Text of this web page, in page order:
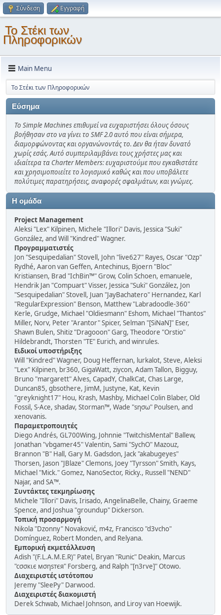
Σύνδεση Εγγραφή
Το Στέκι των
Πληροφορικών
Main Menu
Το Στέκι των Πληροφορικών
Εύσημα
Το Simple Machines επιθυμεί να ευχαριστήσει όλους όσους
βοήθησαν στο να γίνει το SMF 2.0 αυτό που είναι σήμερα,
διαμορφώνοντας και οργανώνοντάς το. Δεν θα ήταν δυνατό
χωρίς εσάς. Αυτό συμπεριλαμβάνει τους χρήστες μας και
ιδιαίτερα τα Charter Members: ευχαριστούμε που εγκαθιστάτε
και χρησιμοποιείτε το λογισμικό καθώς και που υποβάλετε
πολύτιμες παρατηρήσεις, αναφορές σφαλμάτων, και γνώμες.
Η ομάδα
Project Management
Aleksi "Lex" Kilpinen, Michele "Illori" Davis, Jessica "Suki"
González, and Will "Kindred" Wagner.
Προγραμματιστές
Jon "Sesquipedalian" Stovell, John "live627" Rayes, Oscar "Ozp"
Rydhé, Aaron van Geffen, Antechinus, Bjoern "Bloc"
Kristiansen, Brad "IchBin™" Grow, Colin Schoen, emanuele,
Hendrik Jan "Compuart" Visser, Jessica "Suki" González, Jon
"Sesquipedalian" Stovell, Juan "JayBachatero" Hernandez, Karl
"RegularExpression" Benson, Matthew "Labradoodle-360"
Kerle, Grudge, Michael "Oldiesmann" Eshom, Michael "Thantos"
Miller, Norv, Peter "Arantor" Spicer, Selman "[SiNaN]" Eser,
Shawn Bulen, Shitiz "Dragooon" Garg, Theodore "Orstio"
Hildebrandt, Thorsten "TE" Eurich, and winrules.
Ειδικοί υποστήριξης
Will "Kindred" Wagner, Doug Heffernan, lurkalot, Steve, Aleksi
"Lex" Kilpinen, br360, GigaWatt, ziycon, Adam Tallon, Bigguy,
Bruno "margarett" Alves, CapadY, ChalkCat, Chas Large,
Duncan85, gbsothere, JimM, Justyne, Kat, Kevin
"greyknight17" Hou, Krash, Mashby, Michael Colin Blaber, Old
Fossil, S-Ace, shadav, Storman™, Wade "sησω" Poulsen, and
xenovanis.
Παραμετροποιητές
Diego Andrés, GL700Wing, Johnnie "TwitchisMental" Ballew,
Jonathan "vbgamer45" Valentin, Sami "SychO" Mazouz,
Brannon "B" Hall, Gary M. Gadsdon, Jack "akabugeyes"
Thorsen, Jason "JBlaze" Clemons, Joey "Tyrsson" Smith, Kays,
Michael "Mick." Gomez, NanoSector, Ricky., Russell "NEND"
Najar, and SA™.
Συντάκτες τεκμηρίωσης
Michele "Illori" Davis, Irisado, AngelinaBelle, Chainy, Graeme
Spence, and Joshua "groundup" Dickerson.
Τοπική προσαρμογή
Nikola "Dzonny" Novaković, m4z, Francisco "d3vcho"
Domínguez, Robert Monden, and Relyana.
Εμπορική εκμετάλλευση
Adish "(F.L.A.M.E.R)" Patel, Bryan "Runic" Deakin, Marcus
"cσσкιє мσηѕтєя" Forsberg, and Ralph "[n3rve]" Otowo.
Διαχειριστές ιστότοπου
Jeremy "SleePy" Darwood.
Διαχειριστές διακομιστή
Derek Schwab, Michael Johnson, and Liroy van Hoewijk.